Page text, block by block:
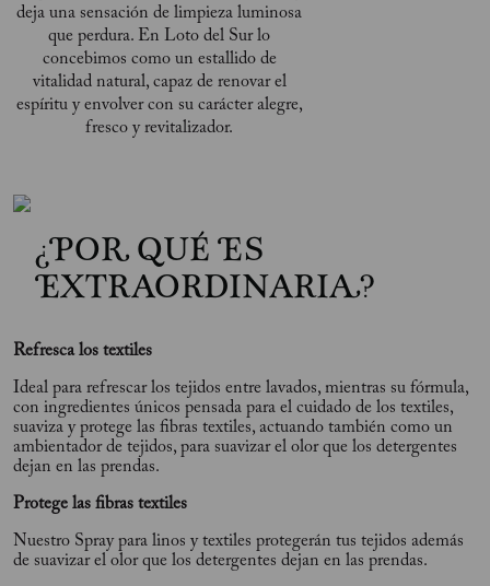
deja una sensación de limpieza luminosa
que perdura. En Loto del Sur lo
concebimos como un estallido de
vitalidad natural, capaz de renovar el
espíritu y envolver con su carácter alegre,
fresco y revitalizador.
¿POR QUÉ ES
EXTRAORDINARIA?
Refresca los textiles
Ideal para refrescar los tejidos entre lavados, mientras su fórmula,
con ingredientes únicos pensada para el cuidado de los textiles,
suaviza y protege las fibras textiles, actuando también como un
ambientador de tejidos, para suavizar el olor que los detergentes
dejan en las prendas.
Protege las fibras textiles
Nuestro Spray para linos y textiles protegerán tus tejidos además
de suavizar el olor que los detergentes dejan en las prendas.